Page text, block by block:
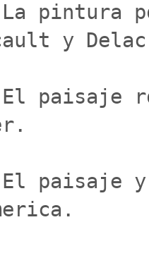
pintura
y
paisaje
paisaje